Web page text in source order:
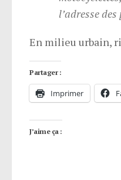
l’adresse
En milieu urbain,
Partager :
Imprimer
J’aime ça :